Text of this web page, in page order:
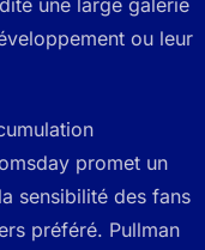
une large galerie
ou leur
promet un
sensibilité des fans
préféré. Pullman